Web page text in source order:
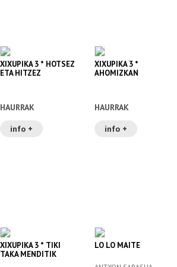
XIXUPIKA 3 * HOTSEZ
ETA HITZEZ
HAURRAK
info +
XIXUPIKA 3 *
AHOMIZKAN
HAURRAK
info +
XIXUPIKA 3 * TIKI
TAKA MENDITIK
LO LO MAITE